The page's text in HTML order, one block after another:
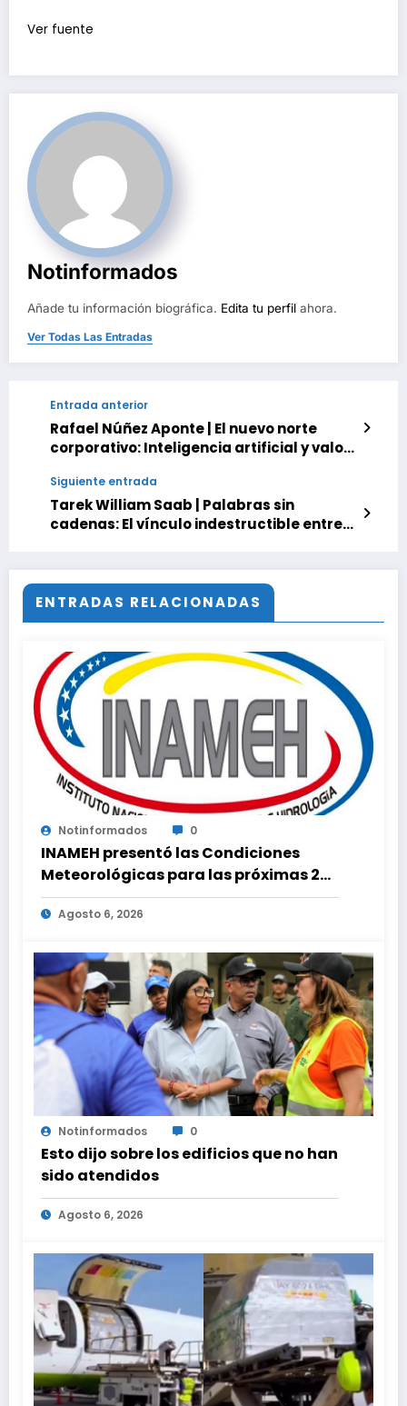
Ver fuente
Notinformados
Añade tu información biográfica. Edita tu perfil ahora.
Ver Todas Las Entradas
Entrada anterior
Rafael Núñez Aponte | El nuevo norte
corporativo: Inteligencia artificial y valor
Siguiente entrada
Tarek William Saab | Palabras sin
cadenas: El vínculo indestructible entre
ENTRADAS RELACIONADAS
Notinformados 0
INAMEH presentó las Condiciones
Meteorológicas para las próximas 24
horas, de este jueves 6 de agosto 2026
Agosto 6, 2026
Notinformados 0
Esto dijo sobre los edificios que no han
sido atendidos
Agosto 6, 2026